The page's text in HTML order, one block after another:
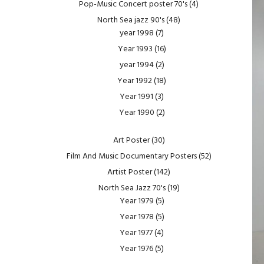
Pop-Music Concert poster 70's(4)
North Sea jazz 90's(48)
year 1998(7)
Year 1993(16)
year 1994(2)
Year 1992(18)
Year 1991(3)
Year 1990(2)
Art Poster(30)
Film And Music Documentary Posters(52)
Artist Poster(142)
North Sea Jazz 70's(19)
Year 1979(5)
Year 1978(5)
Year 1977(4)
Year 1976(5)